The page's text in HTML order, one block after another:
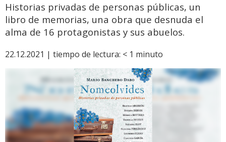
Historias privadas de personas públicas, un
libro de memorias, una obra que desnuda el
alma de 16 protagonistas y sus abuelos.
22.12.2021 | tiempo de lectura: < 1 minuto